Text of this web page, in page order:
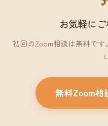
お気軽に
初回のZoom相談は無料で
無料Zoom相